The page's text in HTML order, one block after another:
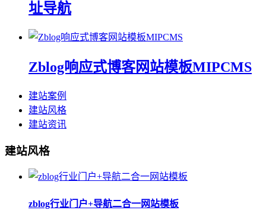
址导航
Zblog响应式博客网站模板MIPCMS
建站案例
建站风格
建站资讯
建站风格
zblog行业门户+导航二合一网站模板